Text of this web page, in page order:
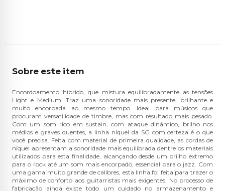
Sobre este item
Encordoamento híbrido, que mistura equilibradamente as tensões
Light e Medium. Traz uma sonoridade mais presente, brilhante e
muito encorpada ao mesmo tempo. Ideal para músicos que
procuram versatilidade de timbre, mas com resultado mais pesado.
Com um som rico em sustain, com ataque dinâmico, brilho nos
médios e graves quentes, a linha níquel da SG com certeza é o que
você precisa. Feita com material de primeira qualidade, as cordas de
níquel apresentam a sonoridade mais equilibrada dentre os materiais
utilizados para esta finalidade, alcançando desde um brilho extremo
para o rock até um som mais encorpado, essencial para o jazz. Com
uma gama muito grande de calibres, esta linha foi feita para trazer o
máximo de conforto aos guitarristas mais exigentes. No processo de
fabricação ainda existe todo um cuidado no armazenamento e